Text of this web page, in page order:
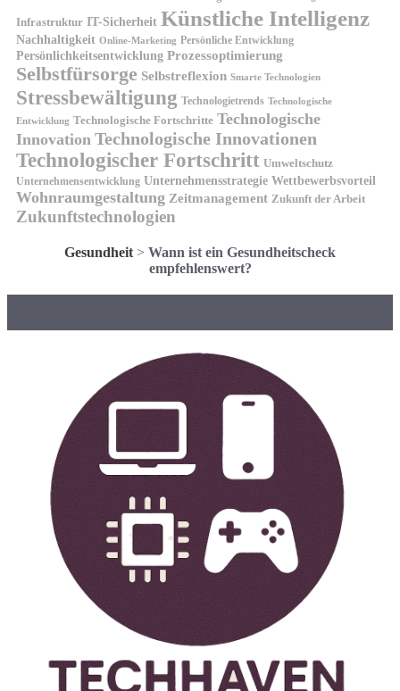
Infrastruktur IT-Sicherheit Künstliche Intelligenz
Nachhaltigkeit Online-Marketing Persönliche Entwicklung
Persönlichkeitsentwicklung Prozessoptimierung
Selbstfürsorge Selbstreflexion Smarte Technologien
Stressbewältigung Technologietrends Technologische
Entwicklung Technologische Fortschritte Technologische
Innovation Technologische Innovationen
Technologischer Fortschritt Umweltschutz
Unternehmensentwicklung Unternehmensstrategie Wettbewerbsvorteil
Wohnraumgestaltung Zeitmanagement Zukunft der Arbeit
Zukunftstechnologien
Gesundheit > Wann ist ein Gesundheitscheck
empfehlenswert?